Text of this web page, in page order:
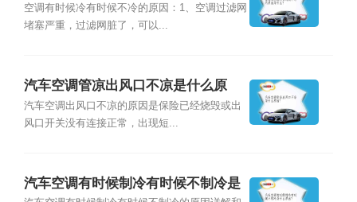
么？
空调有时候冷有时候不冷的原因：1、空调过滤网
堵塞严重，过滤网脏了，可以...
汽车空调管凉出风口不凉是什么原
因？
汽车空调出风口不凉的原因是保险已经烧毁或出
风口开关没有连接正常，出现短...
汽车空调有时候制冷有时候不制冷是